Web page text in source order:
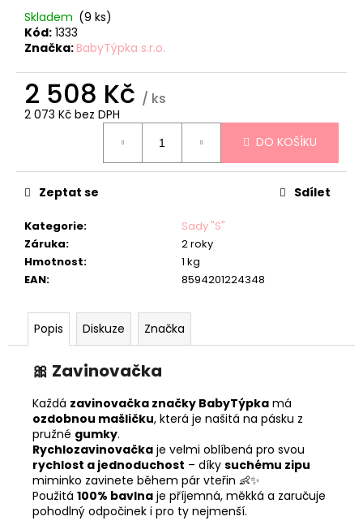
Skladem (9 ks)
Kód: 1333
Značka: BabyTýpka s.r.o.
2 508 Kč / ks
2 073 Kč bez DPH
DO KOŠÍKU
Kategorie:
Sady "S"
Záruka:
2 roky
Hmotnost:
1 kg
EAN: 8594201224348
Zeptat se Sdílet
Popis Diskuze Značka
🎀 Zavinovačka
Každá zavinovačka značky BabyTýpka má
ozdobnou mašličku, která je našitá na pásku z
pružné gumky.
Rychlozavinovačka je velmi oblíbená pro svou
rychlost a jednoduchost – díky suchému zipu
miminko zavinete během pár vteřin 👶✨
Použitá 100% bavlna je příjemná, měkká a zaručuje
pohodlný odpočinek i pro ty nejmenší.
3
588
Kč